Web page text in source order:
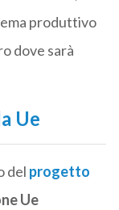
produttivo
dove sarà
Ue
del progetto
Ue